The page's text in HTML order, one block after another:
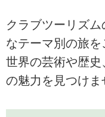
ボ企画『地
き方×クラブ
リズム共同
アー』海外
のご案内。
は訪れるこ
しいスポッ
ざる聖地め
クラブツーリズ
なテーマ別の旅を
世界の芸術や歴
の魅力を見つけま